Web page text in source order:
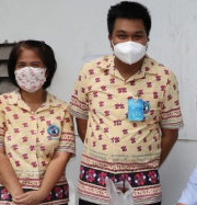
.จ.จ. สุพรรณบุรี (พ.ศ